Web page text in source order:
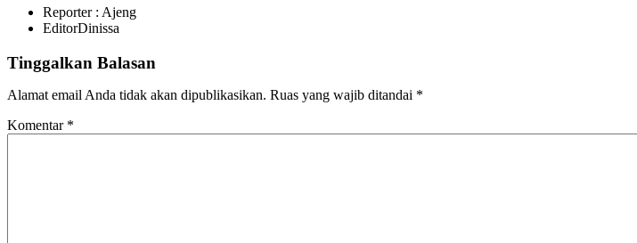
Reporter : Ajeng
EditorDinissa
Tinggalkan Balasan
Alamat email Anda tidak akan dipublikasikan. Ruas yang wajib ditandai *
Komentar *